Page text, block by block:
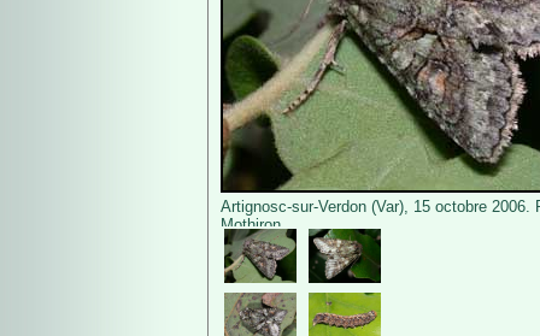
Artignosc-sur-Verdon (Var), 15 octobre 2006.
Mothiron.